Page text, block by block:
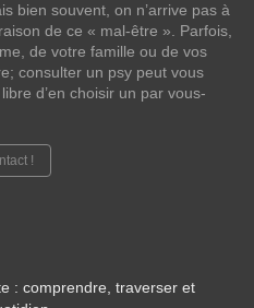
bien souvent, on n’arrive pas à
de ce « mal-être ». Parfois,
de votre famille ou de vos
consulter un psy peut vous
d’en choisir un par vous-
!
: comprendre, traverser et